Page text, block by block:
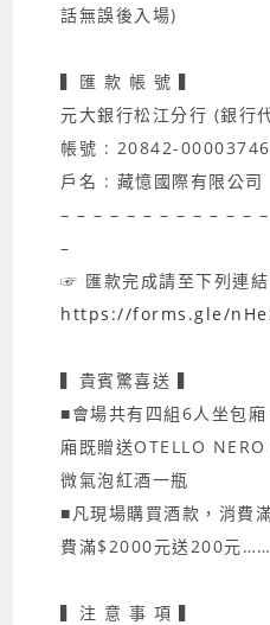
話無誤後入場)
▍匯 款 帳 號 ▍
元大銀行松江分行 (銀行
帳號 : 20842-
戶名 : 藏憶國際有限公司
– – – – – – – – – – – –
–
☞ 匯款完成請至下列連
https://forms.gle/
▍貴賓驚喜送 ▍
■會場共有四組6人坐包
廂既贈送OTELLO
微氣泡紅酒一瓶
■凡現場購買酒款，消費
費滿$2000元送200元
▍注 意 事 項 ▍